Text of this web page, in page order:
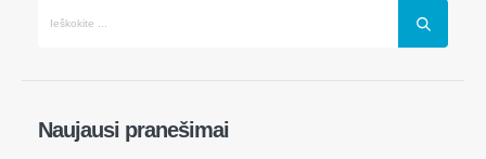
Naujausi pranešimai
Wechat: 18569903598